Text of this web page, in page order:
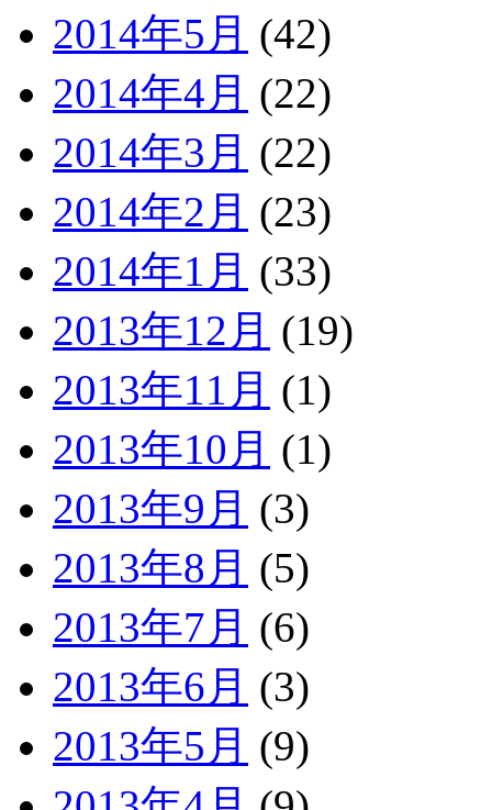
2014年5月 (42)
2014年4月 (22)
2014年3月 (22)
2014年2月 (23)
2014年1月 (33)
2013年12月 (19)
2013年11月 (1)
2013年10月 (1)
2013年9月 (3)
2013年8月 (5)
2013年7月 (6)
2013年6月 (3)
2013年5月 (9)